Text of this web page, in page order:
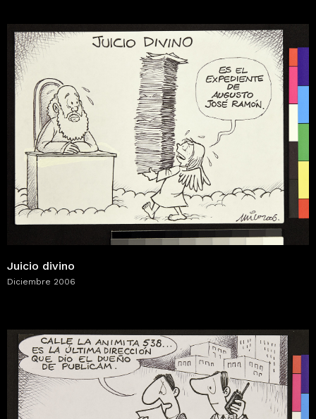
Juicio divino
Diciembre 2006